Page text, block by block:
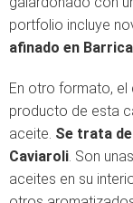
portfolio incluye
afinado en
En otro formato, el
producto de esta
aceite. Se trata
Caviaroli. Son
aceites en su